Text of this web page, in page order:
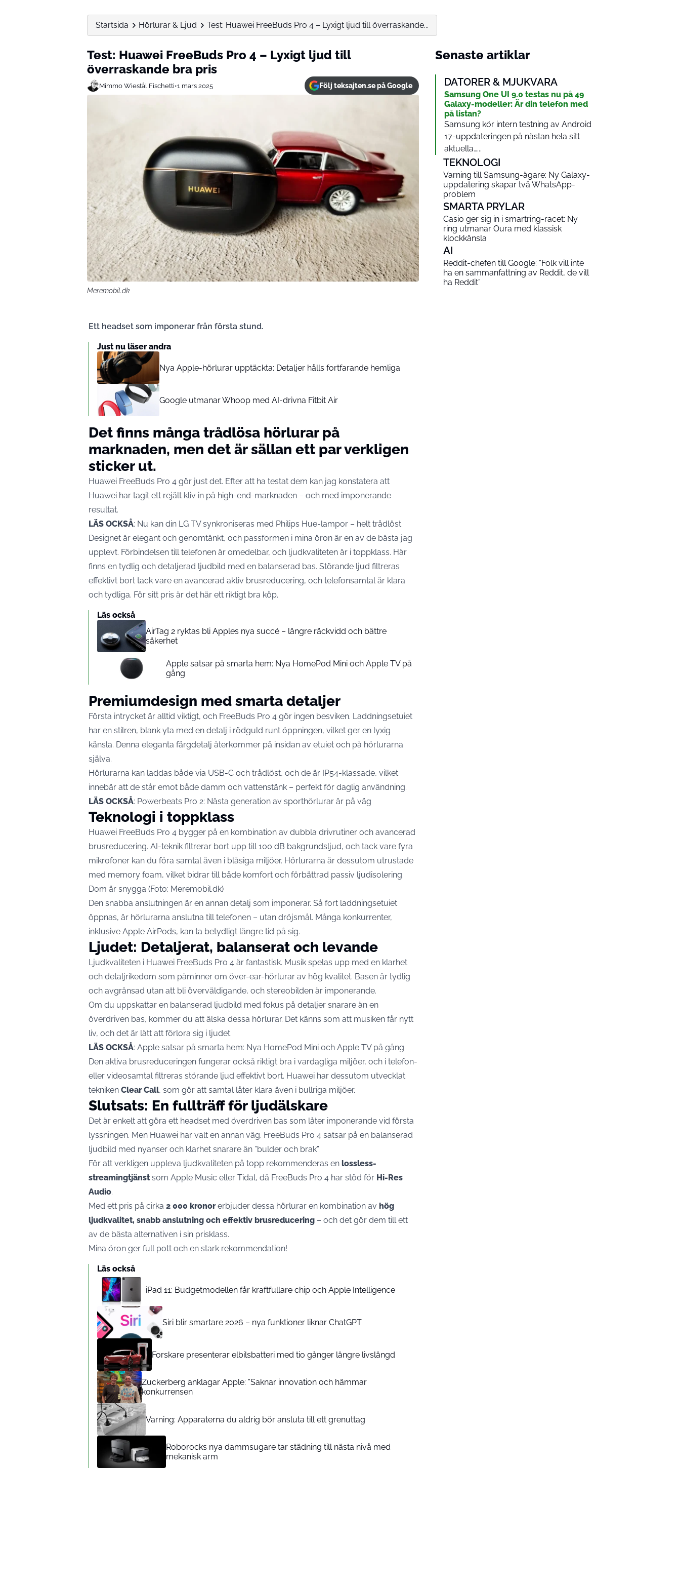
Startsida Hörlurar & Ljud Test: Huawei FreeBuds Pro 4 – Lyxigt ljud till överraskande...
Test: Huawei FreeBuds Pro 4 – Lyxigt ljud till
överraskande bra pris
Mimmo Wiestål Fischetti•1 mars 2025 Följ teksajten.se på Google
Meremobil.dk
Ett headset som imponerar från första stund.
Just nu läser andra
Nya Apple-hörlurar upptäckta: Detaljer hålls fortfarande hemliga
Google utmanar Whoop med AI-drivna Fitbit Air
Det finns många trådlösa hörlurar på
marknaden, men det är sällan ett par verkligen
sticker ut.
Huawei FreeBuds Pro 4 gör just det. Efter att ha testat dem kan jag konstatera att
Huawei har tagit ett rejält kliv in på high-end-marknaden – och med imponerande
resultat.
LÄS OCKSÅ: Nu kan din LG TV synkroniseras med Philips Hue-lampor – helt trådlöst
Designet är elegant och genomtänkt, och passformen i mina öron är en av de bästa jag
upplevt. Förbindelsen till telefonen är omedelbar, och ljudkvaliteten är i toppklass. Här
finns en tydlig och detaljerad ljudbild med en balanserad bas. Störande ljud filtreras
effektivt bort tack vare en avancerad aktiv brusreducering, och telefonsamtal är klara
och tydliga. För sitt pris är det här ett riktigt bra köp.
Läs också
AirTag 2 ryktas bli Apples nya succé – längre räckvidd och bättre
säkerhet
Apple satsar på smarta hem: Nya HomePod Mini och Apple TV på
gång
Premiumdesign med smarta detaljer
Första intrycket är alltid viktigt, och FreeBuds Pro 4 gör ingen besviken. Laddningsetuiet
har en stilren, blank yta med en detalj i rödguld runt öppningen, vilket ger en lyxig
känsla. Denna eleganta färgdetalj återkommer på insidan av etuiet och på hörlurarna
själva.
Hörlurarna kan laddas både via USB-C och trådlöst, och de är IP54-klassade, vilket
innebär att de står emot både damm och vattenstänk – perfekt för daglig användning.
LÄS OCKSÅ: Powerbeats Pro 2: Nästa generation av sporthörlurar är på väg
Teknologi i toppklass
Huawei FreeBuds Pro 4 bygger på en kombination av dubbla drivrutiner och avancerad
brusreducering. AI-teknik filtrerar bort upp till 100 dB bakgrundsljud, och tack vare fyra
mikrofoner kan du föra samtal även i blåsiga miljöer. Hörlurarna är dessutom utrustade
med memory foam, vilket bidrar till både komfort och förbättrad passiv ljudisolering.
Dom är snygga (Foto: Meremobil.dk)
Den snabba anslutningen är en annan detalj som imponerar. Så fort laddningsetuiet
öppnas, är hörlurarna anslutna till telefonen – utan dröjsmål. Många konkurrenter,
inklusive Apple AirPods, kan ta betydligt längre tid på sig.
Ljudet: Detaljerat, balanserat och levande
Ljudkvaliteten i Huawei FreeBuds Pro 4 är fantastisk. Musik spelas upp med en klarhet
och detaljrikedom som påminner om över-ear-hörlurar av hög kvalitet. Basen är tydlig
och avgränsad utan att bli överväldigande, och stereobilden är imponerande.
Om du uppskattar en balanserad ljudbild med fokus på detaljer snarare än en
överdriven bas, kommer du att älska dessa hörlurar. Det känns som att musiken får nytt
liv, och det är lätt att förlora sig i ljudet.
LÄS OCKSÅ: Apple satsar på smarta hem: Nya HomePod Mini och Apple TV på gång
Den aktiva brusreduceringen fungerar också riktigt bra i vardagliga miljöer, och i telefon-
eller videosamtal filtreras störande ljud effektivt bort. Huawei har dessutom utvecklat
tekniken Clear Call, som gör att samtal låter klara även i bullriga miljöer.
Slutsats: En fullträff för ljudälskare
Det är enkelt att göra ett headset med överdriven bas som låter imponerande vid första
lyssningen. Men Huawei har valt en annan väg. FreeBuds Pro 4 satsar på en balanserad
ljudbild med nyanser och klarhet snarare än ”bulder och brak”.
För att verkligen uppleva ljudkvaliteten på topp rekommenderas en lossless-
streamingtjänstsom Apple Music eller Tidal, då FreeBuds Pro 4 har stöd för Hi-Res
Audio.
Med ett pris på cirka 2 000 kronorerbjuder dessa hörlurar en kombination av hög
ljudkvalitet, snabb anslutning och effektiv brusreducering – och det gör dem till ett
av de bästa alternativen i sin prisklass.
Mina öron ger full pott och en stark rekommendation!
Läs också
iPad 11: Budgetmodellen får kraftfullare chip och Apple Intelligence
Siri blir smartare 2026 – nya funktioner liknar ChatGPT
Forskare presenterar elbilsbatteri med tio gånger längre livslängd
Zuckerberg anklagar Apple: ”Saknar innovation och hämmar
konkurrensen
Varning: Apparaterna du aldrig bör ansluta till ett grenuttag
Roborocks nya dammsugare tar städning till nästa nivå med
mekanisk arm
Senaste artiklar
DATORER & MJUKVARA
Samsung One UI 9.0 testas nu på 49
Galaxy-modeller: Är din telefon med
på listan?
Samsung kör intern testning av Android
17-uppdateringen på nästan hela sitt
aktuella…...
TEKNOLOGI
Varning till Samsung-ägare: Ny Galaxy-
uppdatering skapar två WhatsApp-
problem
SMARTA PRYLAR
Casio ger sig in i smartring-racet: Ny
ring utmanar Oura med klassisk
klockkänsla
AI
Reddit-chefen till Google: ”Folk vill inte
ha en sammanfattning av Reddit, de vill
ha Reddit”